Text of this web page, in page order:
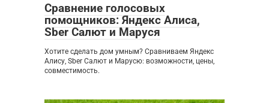
Сравнение голосовых
помощников: Яндекс Алиса,
Sber Салют и Маруся
Хотите сделать дом умным? Сравниваем Яндекс
Алису, Sber Салют и Марусю: возможности, цены,
совместимость.